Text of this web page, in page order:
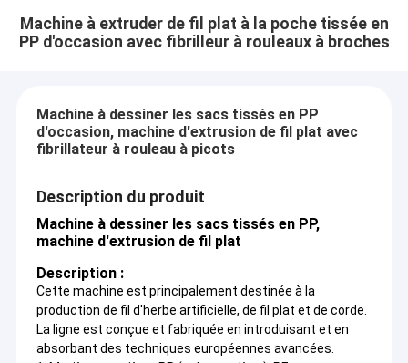
Machine à extruder de fil plat à la poche tissée en
PP d'occasion avec fibrilleur à rouleaux à broches
Machine à dessiner les sacs tissés en PP
d'occasion, machine d'extrusion de fil plat avec
fibrillateur à rouleau à picots
Description du produit
Machine à dessiner les sacs tissés en PP,
machine d'extrusion de fil plat
Description :
Cette machine est principalement destinée à la
production de fil d'herbe artificielle, de fil plat et de corde.
La ligne est conçue et fabriquée en introduisant et en
absorbant des techniques européennes avancées.